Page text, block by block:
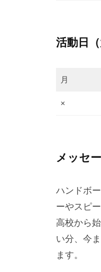
活動日（
月
×
メッセ
ハンドボ
ーやスピ
高校から
い分、今
ます。